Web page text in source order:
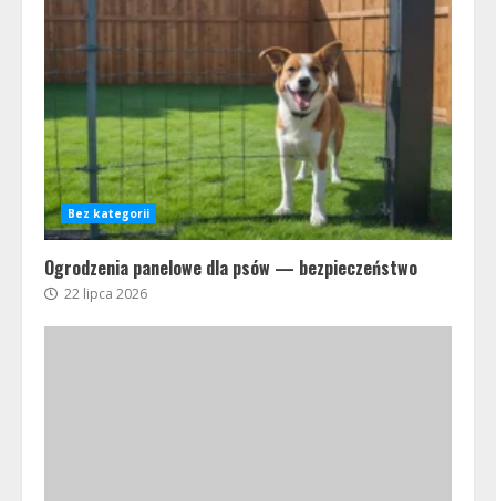
Bez kategorii
Ogrodzenia panelowe dla psów — bezpieczeństwo
22 lipca 2026